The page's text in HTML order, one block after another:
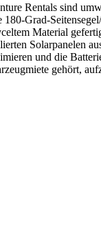
Rentals sind
180-Grad-
Material
Solarpanelen
und die
gehört,